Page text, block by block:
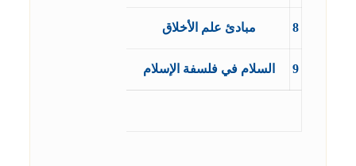
8 مبادئ علم الأخلاق
9 السلام في فلسفة الإسلام